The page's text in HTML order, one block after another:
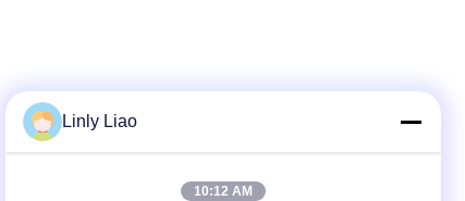
Linly Liao
10:12 AM